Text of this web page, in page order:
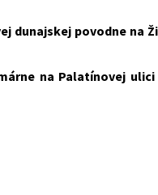
dunajskej povodne na
na Palatínovej ulici